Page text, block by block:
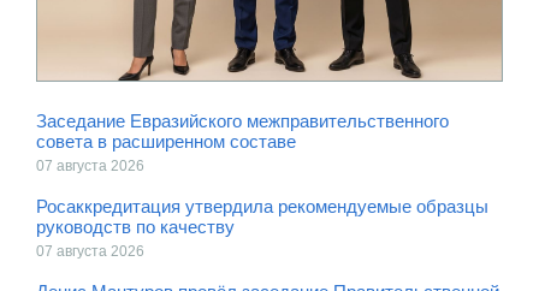
Заседание Евразийского межправительственного
совета в расширенном составе
07 августа 2026
Росаккредитация утвердила рекомендуемые образцы
руководств по качеству
07 августа 2026